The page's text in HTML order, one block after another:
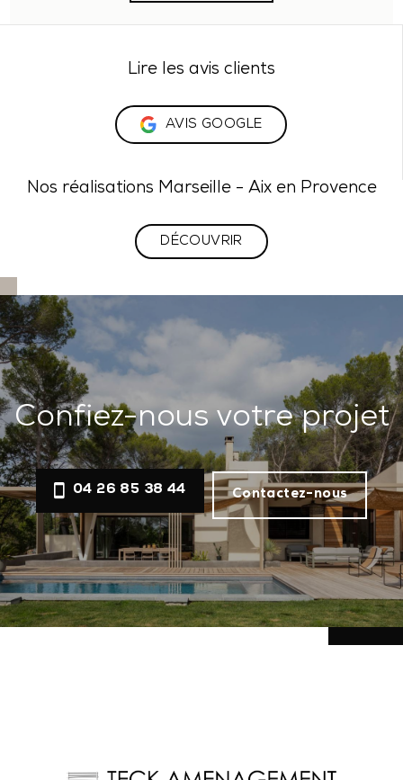
Lire les avis clients
AVIS GOOGLE
Nos réalisations Marseille - Aix en Provence
DÉCOUVRIR
Confiez-nous votre projet
04 26 85 38 44 Contactez-nous